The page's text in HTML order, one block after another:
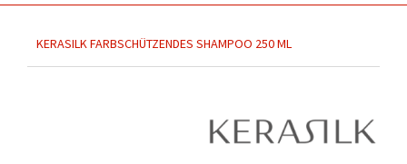
KERASILK FARBSCHÜTZENDES SHAMPOO 250 ML